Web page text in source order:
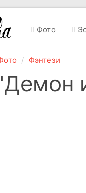
Фото
Фэнтези